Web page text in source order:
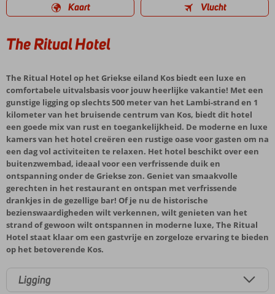
Kaart Vlucht
The Ritual Hotel
The Ritual Hotel op het Griekse eiland Kos biedt een luxe en
comfortabele uitvalsbasis voor jouw heerlijke vakantie! Met een
gunstige ligging op slechts 500 meter van het Lambi-strand en 1
kilometer van het bruisende centrum van Kos, biedt dit hotel
een goede mix van rust en toegankelijkheid. De moderne en luxe
kamers van het hotel creëren een rustige oase voor gasten om na
een dag vol activiteiten te relaxen. Het hotel beschikt over een
buitenzwembad, ideaal voor een verfrissende duik en
ontspanning onder de Griekse zon. Geniet van smaakvolle
gerechten in het restaurant en ontspan met verfrissende
drankjes in de gezellige bar! Of je nu de historische
bezienswaardigheden wilt verkennen, wilt genieten van het
strand of gewoon wilt ontspannen in moderne luxe, The Ritual
Hotel staat klaar om een gastvrije en zorgeloze ervaring te bieden
op het betoverende Kos.
Ligging